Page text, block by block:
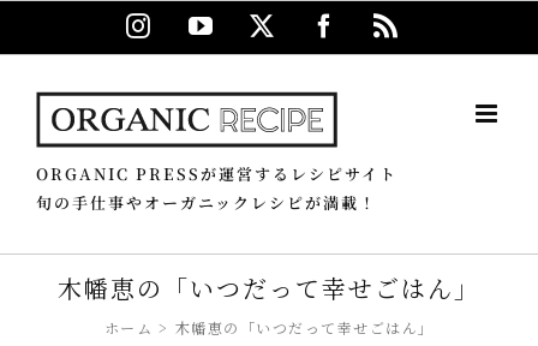
Instagram
YouTube Facebook
ORGANIC PRESSが運営するレシピサイト
旬の手仕事やオーガニックレシピが満載！
木幡恵の「いつだって幸せごはん」
ホーム 木幡恵の「いつだって幸せごはん」